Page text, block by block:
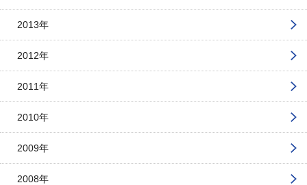
2013年
2012年
2011年
2010年
2009年
2008年